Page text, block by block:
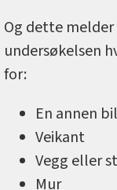
Og dette
undersøkelsen
for:
En annen bil
Veikant
Vegg eller
Mur